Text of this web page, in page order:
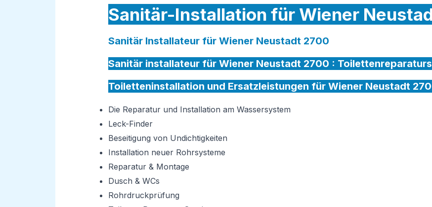
Sanitär-Installation für Wiener
Sanitär Installateur für Wiener Neustadt 2700
Sanitär installateur für Wiener Neustadt 2700 :
Toiletteninstallation und Ersatzleistungen für Wiener Neustadt
Die Reparatur und Installation am Wassersystem
Leck-Finder
Beseitigung von Undichtigkeiten
Installation neuer Rohrsysteme
Reparatur & Montage
Dusch & WCs
Rohrdruckprüfung